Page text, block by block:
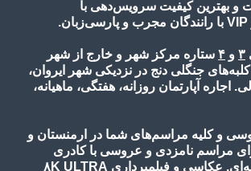
و بهترین کیفیت سرویس‌دهی با
۳ و ۴ ستاره مرکز شهر و خارج از شهر
کلبه‌های جنگلی دنج در نزدیکی شهر ایروان،
آپارتمان روزانه، هفتگی، ماهیانه،
و کلیه مراسم‌های شما در ارمنستان و
مراسم نامزدی و عروسی با کادری
عکاسی و فیلمبرداری ۸K ULTRA